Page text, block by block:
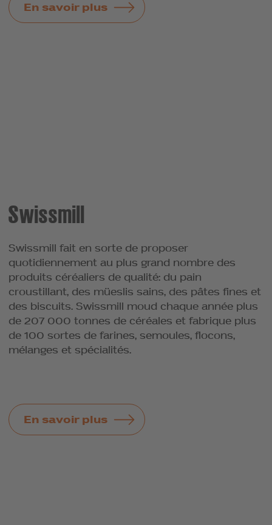
En savoir plus
Swissmill
Swissmill fait en sorte de proposer
quotidiennement au plus grand nombre des
produits céréaliers de qualité: du pain
croustillant, des müeslis sains, des pâtes fines et
des biscuits. Swissmill moud chaque année plus
de 207 000 tonnes de céréales et fabrique plus
de 100 sortes de farines, semoules, flocons,
mélanges et spécialités.
En savoir plus